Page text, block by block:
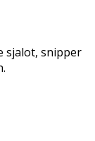
sjalot, snipper